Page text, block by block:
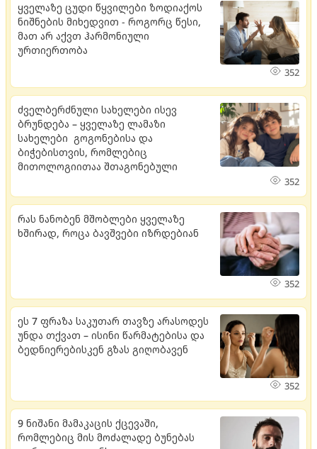
ყველაზე ცუდი წყვილები ზოდიაქოს
ნიშნების მიხედვით - როგორც წესი,
მათ არ აქვთ ჰარმონიული
ურთიერთობა
352
ძველბერძნული სახელები ისევ
ბრუნდება – ყველაზე ლამაზი
სახელები გოგონებისა და
ბიჭებისთვის, რომლებიც
მითოლოგიითაა შთაგონებული
352
რას ნანობენ მშობლები ყველაზე
ხშირად, როცა ბავშვები იზრდებიან
352
ეს 7 ფრაზა საკუთარ თავზე არასოდეს
უნდა თქვათ – ისინი წარმატებისა და
ბედნიერებისკენ გზას გიღობავენ
352
9 ნიშანი მამაკაცის ქცევაში,
რომლებიც მის მოძალადე ბუნებას